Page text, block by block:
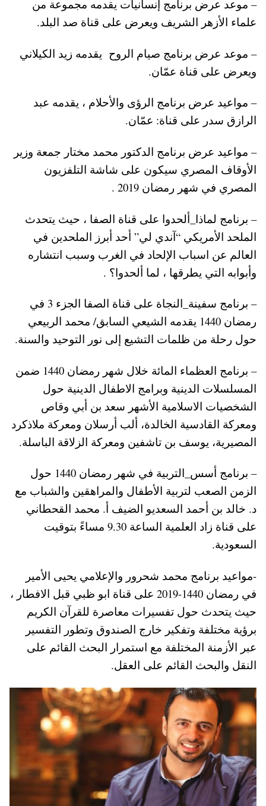
– موعد عرض برنامج إنسانيات يقدمه مجموعة من
علماء الأزهر الشريف ويعرض على قناة صد البلد.
– موعد عرض برنامج صيام الروح يقدمه زيد الكيلاني
ويعرض على قناة عمّان.
– مواعيد عرض برنامج الرؤى والأحلام ، يقدمه عبد
الرازق سدر على قناة: عمّان.
– مواعيد عرض برنامج الدكتور محمد مختار جمعة وزير
الأوقاف المصري سيكون على شاشة التلفزيون
المصري في شهر رمضان 2019 .
– برنامج لماذا_ألحدوا على قناة الصفا ، حيث يتحدث
الملحد الأمريكي “آندي لي” أحد أبرز الملحدين في
العالم عن اسباب الإلحاد في الغرب وسبب انتشاره
وأبوابه التي يطرقها ، لما ألحدوا؟ .
– برنامج سفينة_النجاة على قناة الصفا الجزء 3 في
رمضان 1440 يقدمه الشيعي السابق/ محمد الربيعي
حول رحلة من ظلمات التشيع إلى نور التوحيد والسنة.
– برنامج العظماء المائة خلال شهر رمضان 1440 ضمن
المسلسلات الدينية وبرامج الاطفال الدينية حول
الشخصيات الاسلامية الأشهر سعد بن أبي وقاص
ومعركة القادسية الخالدة، ألب أرسلان ومعركة ملاذكرد
المصيرية، يوسف بن تاشفين ومعركة الزلاقة الباسلة.
– برنامج أسس_التربية في شهر رمضان 1440 حول
الزمن الصعب لتربية الأطفال والمراهقين والشباب مع
د. خالد بن أحمد السعديو الضيف أ. محمد القحطاني
على قناة زاد العلمية الساعة 9.30 مساءً بتوقيت
السعودية.
-مواعيد برنامج محمد شحرور والإعلامي يحيى الأمير
في رمضان 1440-2019 على قناة ابو ظبي قبل الافطار ،
حيث يتحدث حول تفسيرات معاصرة للقرآن الكريم
برؤية مختلفة وتفكير خارج الصندوق وتطور التفسير
عبر الأزمنة المختلفة مع استمرار البحث القائم على
النقل والبحث القائم على العقل.